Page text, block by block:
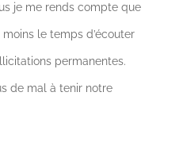
je me rends compte que
le temps d’écouter
permanentes.
de mal à tenir notre